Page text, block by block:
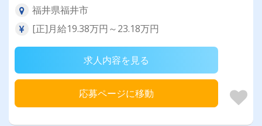
福井県福井市
[正]月給19.38万円～23.18万円
求人内容を見る
応募ページに移動